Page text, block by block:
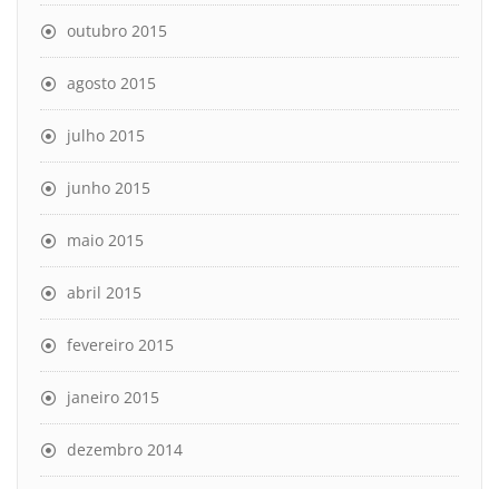
outubro 2015
agosto 2015
julho 2015
junho 2015
maio 2015
abril 2015
fevereiro 2015
janeiro 2015
dezembro 2014